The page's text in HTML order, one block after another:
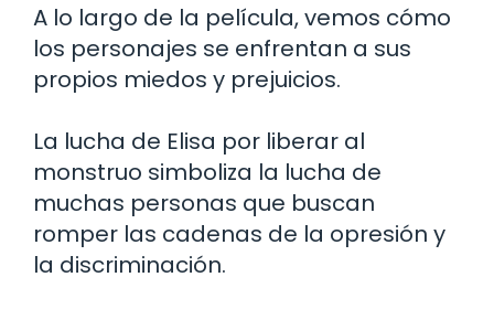
A lo largo de la película, vemos cómo
los personajes se enfrentan a sus
propios miedos y prejuicios.
La lucha de Elisa por liberar al
monstruo simboliza la lucha de
muchas personas que buscan
romper las cadenas de la opresión y
la discriminación.